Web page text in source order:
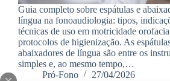
Guia completo sobre espátulas e
língua na fonoaudiologia: tipos,
técnicas de uso em motricidade
protocolos de higienização. As
abaixadores de língua são entre os
simples e, ao mesmo tempo,…
Pró-Fono
27/04/2026